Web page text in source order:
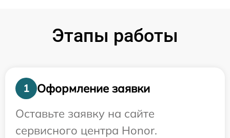
Этапы работы
1
Оформление заявки
Оставьте заявку на сайте
сервисного центра Honor.